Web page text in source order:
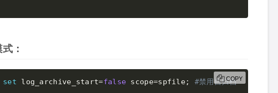
：
set log_archive_start=false scope=spfile; #禁用自归档
COPY